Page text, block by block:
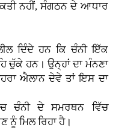
ਨਹੀਂ, ਸੰਗਠਨ ਦੇ ਆਧਾਰ
ਦਿੰਦੇ ਹਨ ਕਿ ਚੰਨੀ ਇੱਕ
ਚੁੱਕੇ ਹਨ। ਉਨ੍ਹਾਂ ਦਾ ਮੰਨਣਾ
ਐਲਾਨ ਦੇਵੇ ਤਾਂ ਇਸ ਦਾ
ਚੰਨੀ ਦੇ ਸਮਰਥਨ ਵਿੱਚ
ਮਿਲ ਰਿਹਾ ਹੈ।